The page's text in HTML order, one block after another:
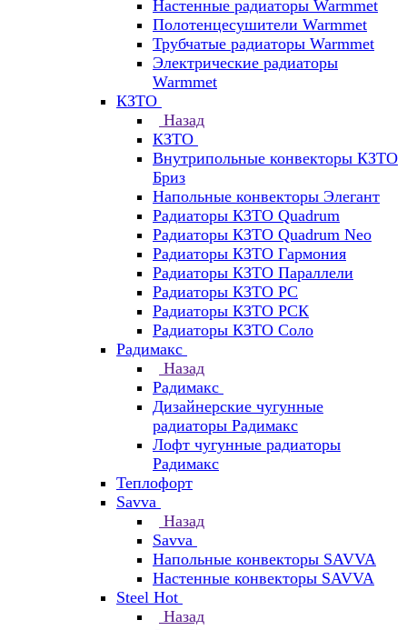
Настенные радиаторы Warmmet
Полотенцесушители Warmmet
Трубчатые радиаторы Warmmet
Электрические радиаторы
Warmmet
КЗТО
Назад
КЗТО
Внутрипольные конвекторы КЗТО
Бриз
Напольные конвекторы Элегант
Радиаторы КЗТО Quadrum
Радиаторы КЗТО Quadrum Neo
Радиаторы КЗТО Гармония
Радиаторы КЗТО Параллели
Радиаторы КЗТО РС
Радиаторы КЗТО РСК
Радиаторы КЗТО Соло
Радимакс
Назад
Радимакс
Дизайнерские чугунные
радиаторы Радимакс
Лофт чугунные радиаторы
Радимакс
Теплофорт
Savva
Назад
Savva
Напольные конвекторы SAVVA
Настенные конвекторы SAVVA
Steel Hot
Назад